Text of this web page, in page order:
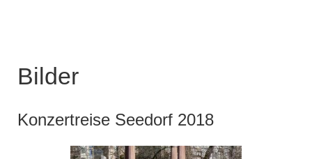
Bilder
Konzertreise Seedorf 2018